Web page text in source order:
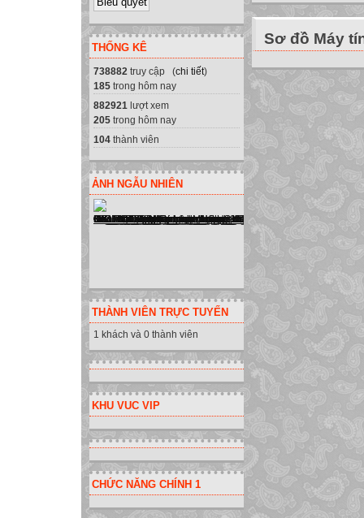
THỐNG KÊ
738882 truy cập (chi tiết)
185 trong hôm nay
882921 lượt xem
205 trong hôm nay
104 thành viên
ẢNH NGẪU NHIÊN
THÀNH VIÊN TRỰC TUYẾN
1 khách và 0 thành viên
KHU VUC VIP
CHỨC NĂNG CHÍNH 1
Chọn ô muốn
Nháy nút Paste
a) Sao chép nội
tiết 28
thao tác với
b) Di chuyển
a) Sao chép nội
Để tính tiếp tổng
tiết 28
thao tác với
Trong ô D3
cho các lớp còn
đến D7 và nháy
Em có nhận
(hình 46a, 46b)
Kết luận:
-Khi sao chép
Câu 1: Công
thức này sang
tiết 28
thao tác với
b) Di chuyển nội
Sơ đồ Máy